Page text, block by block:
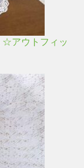
☆アウトフィッ